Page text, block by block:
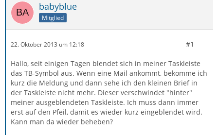
babyblue
Mitglied
22. Oktober 2013 um 12:18 #1
Hallo, seit einigen Tagen blendet sich in meiner Taskleiste
das TB-Symbol aus. Wenn eine Mail ankommt, bekomme ich
kurz die Meldung und dann sehe ich den kleinen Brief in
der Taskleiste nicht mehr. Dieser verschwindet "hinter"
meiner ausgeblendeten Taskleiste. Ich muss dann immer
erst auf den Pfeil, damit es wieder kurz eingeblendet wird.
Kann man da wieder beheben?